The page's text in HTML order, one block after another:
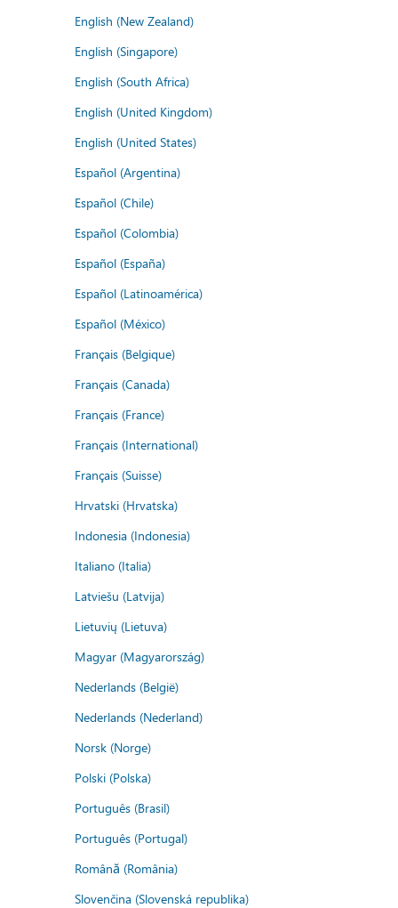
English (New Zealand)
English (Singapore)
English (South Africa)
English (United Kingdom)
English (United States)
Español (Argentina)
Español (Chile)
Español (Colombia)
Español (España)
Español (Latinoamérica)
Español (México)
Français (Belgique)
Français (Canada)
Français (France)
Français (International)
Français (Suisse)
Hrvatski (Hrvatska)
Indonesia (Indonesia)
Italiano (Italia)
Latviešu (Latvija)
Lietuvių (Lietuva)
Magyar (Magyarország)
Nederlands (België)
Nederlands (Nederland)
Norsk (Norge)
Polski (Polska)
Português (Brasil)
Português (Portugal)
Română (România)
Slovenčina (Slovenská republika)